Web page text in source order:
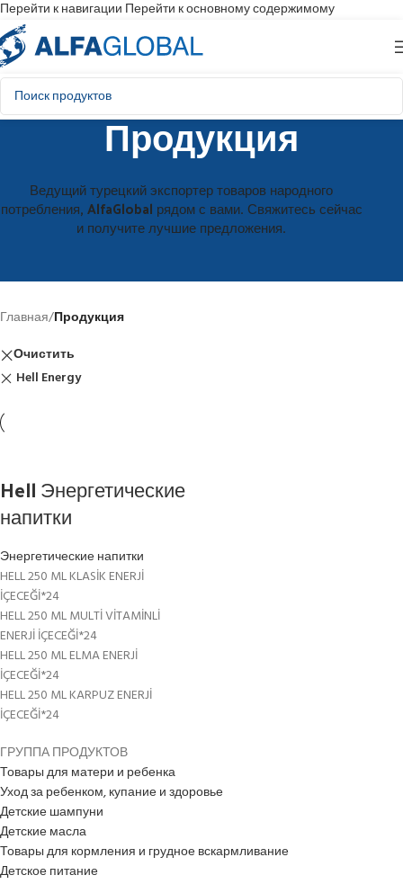
Перейти к навигации Перейти к основному содержимому
Продукция
Ведущий турецкий экспортер товаров народного
потребления, AlfaGlobal рядом с вами. Свяжитесь сейчас
и получите лучшие предложения.
ГРУППА ПРОДУКТОВ
Товары для матери и ребенка
Уход за ребенком, купание и здоровье
Детские шампуни
Детские масла
Товары для кормления и грудное вскармливание
Детское питание
Главная/Продукция
Очистить
Hell Energy
Hell Энергетические
напитки
Энергетические напитки
HELL 250 ML KLASİK ENERJİ
İÇECEĞİ*24
HELL 250 ML MULTİ VİTAMİNLİ
ENERJİ İÇECEĞİ*24
HELL 250 ML ELMA ENERJİ
İÇECEĞİ*24
HELL 250 ML KARPUZ ENERJİ
İÇECEĞİ*24